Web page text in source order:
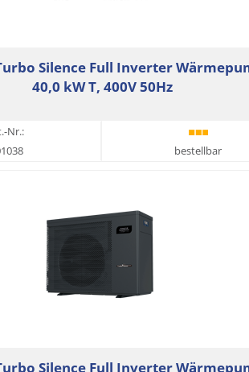
Silence Full Inverter
40,0 kW T, 400V 50Hz
Nr.:
bestellbar
Silence Full Inverter